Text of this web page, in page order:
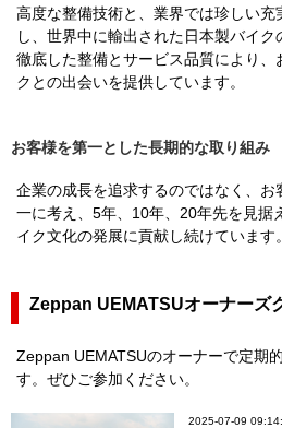
高度な整備技術と、業界では珍しい充
し、世界中に輸出された日本製バイク
徹底した整備とサービス品質により、
クとの出会いを提供しています。
お客様を第一とした長期的な取り組み
企業の成長を追求するのではなく、
一に考え、5年、10年、20年先を見据
イク文化の発展に貢献し続けています。
Zeppan UEMATSUオーナーズ
Zeppan UEMATSUのオーナーで定期
す。ぜひご参加ください。
2025-07-09